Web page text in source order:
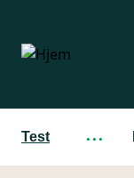
hovedindhold
Test ···